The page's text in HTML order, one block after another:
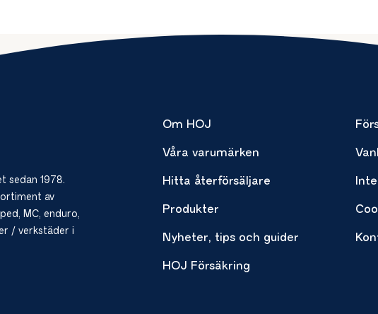
sedan 1978.
av
MC, enduro,
/ verkstäder i
Om HOJ
Våra varumärken
Hitta återförsäljare
Produkter
Nyheter, tips och guider
HOJ Försäkring